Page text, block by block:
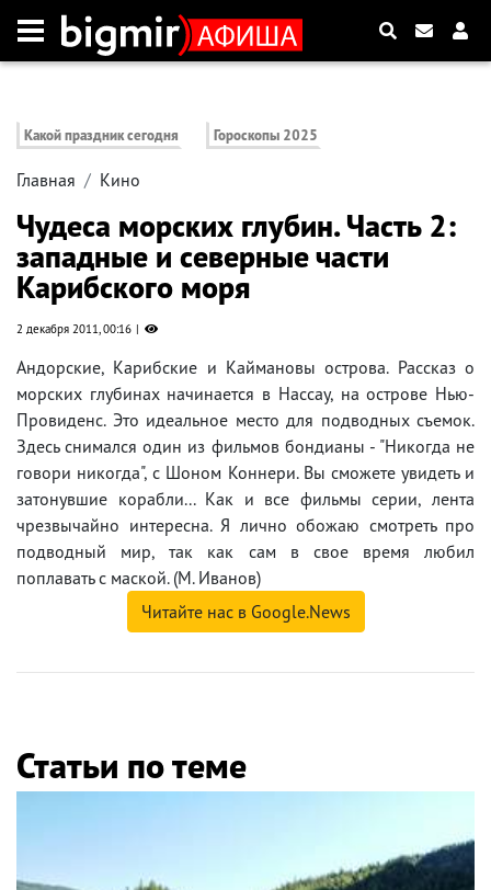
Какой праздник сегодня Гороскопы 2025
Главная Кино
Чудеса морских глубин. Часть 2:
западные и северные части
Карибского моря
2 декабря 2011, 00:16
Андорские, Карибские и Каймановы острова. Рассказ о
морских глубинах начинается в Нассау, на острове Нью-
Провиденс. Это идеальное место для подводных съемок.
Здесь снимался один из фильмов бондианы - "Никогда не
говори никогда", с Шоном Коннери. Вы сможете увидеть и
затонувшие корабли... Как и все фильмы серии, лента
чрезвычайно интересна. Я лично обожаю смотреть про
подводный мир, так как сам в свое время любил
поплавать с маской. (М. Иванов)
Читайте нас в Google.News
Статьи по теме